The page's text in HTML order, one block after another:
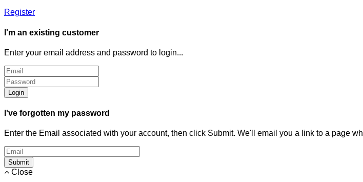
Register
I'm an existing customer
Enter your email address and password to login...
Login
I've forgotten my password
Enter the Email associated with your account, then click Submit. We'll email you a link to a page
Submit
Close